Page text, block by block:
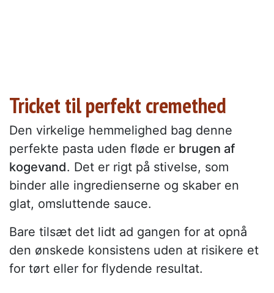
Tricket til perfekt cremethed
Den virkelige hemmelighed bag denne
perfekte pasta uden fløde er brugen af
kogevand. Det er rigt på stivelse, som
binder alle ingredienserne og skaber en
glat, omsluttende sauce.
Bare tilsæt det lidt ad gangen for at opnå
den ønskede konsistens uden at risikere et
for tørt eller for flydende resultat.